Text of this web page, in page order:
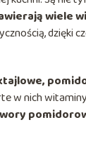
wiele
dzięki
w nich